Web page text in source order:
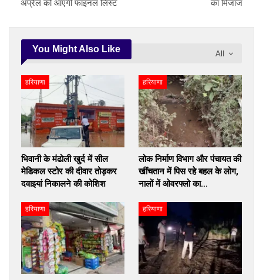
अप्रैल को आएगी फाइनल लिस्ट का मिजाज
All
You Might Also Like
हरियाणा
भिवानी के मंढोली खुर्द में सील
मेडिकल स्टोर की दीवार तोड़कर
दवाइयां निकालने की कोशिश
हरियाणा
लोक निर्माण विभाग और पंचायत की
खींचतान में पिस रहे बहल के लोग,
नालों में ओवरफ्लो का…
हरियाणा हरियाणा